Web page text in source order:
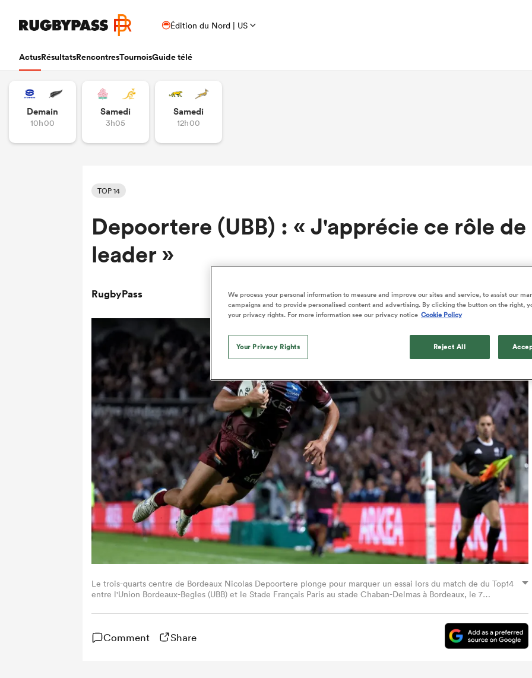
Édition du Nord | US
ActusRésultatsRencontresTournoisGuide télé
Demain
10h00
Samedi
3h05
Samedi
12h00
TOP 14
Depoortere (UBB) : « J'apprécie ce rôle de
leader »
RugbyPass
Updated: 13 September 2024 01:55 PDT
Le trois-quarts centre de Bordeaux Nicolas Depoortere plonge pour marquer un essai lors du match de du Top14
entre l'Union Bordeaux-Begles (UBB) et le Stade Français Paris au stade Chaban-Delmas à Bordeaux, le 7
Comment Share
We process your personal information to measure and improve our sites and service, to assist our
campaigns and to provide personalised content and advertising. By clicking the button on the right,
your privacy rights. For more information see our privacy notice Cookie Policy
Your Privacy Rights Reject All